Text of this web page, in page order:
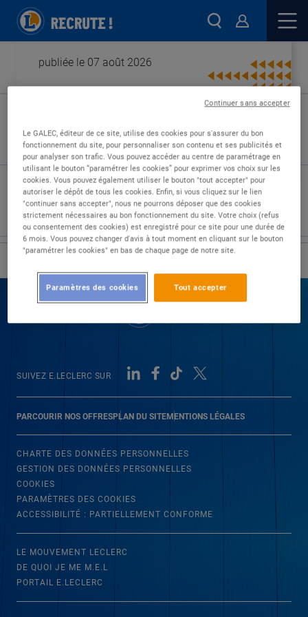
publiée le 07 août 2026
Type de contrat :
Expérience :
Études :
PARCOURIR NOS OFFRESPLAN DU SITEMENTIONS LÉGALES
SUIVEZ E.LECLERC SUR
CHARTE DES DONNÉES PERSONNELLES
GESTION DES DONNÉES PERSONNELLES
COOKIES
PARAMÈTRES DES COOKIES
ACCESSIBILITÉ : PARTIELLEMENT CONFORME
LE MOUVEMENT LECLERC
DE QUOI JE ME M.E.L
PORTAIL E.LECLERC
Le GALEC, éditeur de ce site, utilise des cookies pour s'assurer du bon
fonctionnement du site, pour personnaliser son contenu et ses publicités et
pour analyser son trafic. Vous pouvez accéder au centre de paramétrage en
utilisant le bouton “paramétrer les cookies” pour exprimer vos choix sur les
cookies. Vous pouvez également utiliser le bouton "tout accepter" pour
autoriser le dépôt de tous les cookies. Enfin, si vous cliquez sur le lien
"continuer sans accepter", nous ne pourrons déposer que des cookies
strictement nécessaires au bon fonctionnement du site. Votre choix (refus
ou consentement des cookies) est enregistré pour ce site pour une durée de
6 mois. Vous pouvez changer d'avis à tout moment en cliquant sur le bouton
"paramétrer les cookies" en bas de chaque page de notre site.
Tout accepter
Paramètres des cookies
Continuer sans accepter